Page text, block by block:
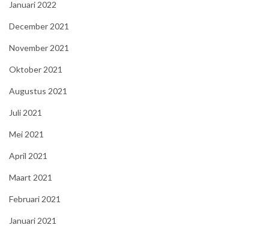
Januari 2022
December 2021
November 2021
Oktober 2021
Augustus 2021
Juli 2021
Mei 2021
April 2021
Maart 2021
Februari 2021
Januari 2021